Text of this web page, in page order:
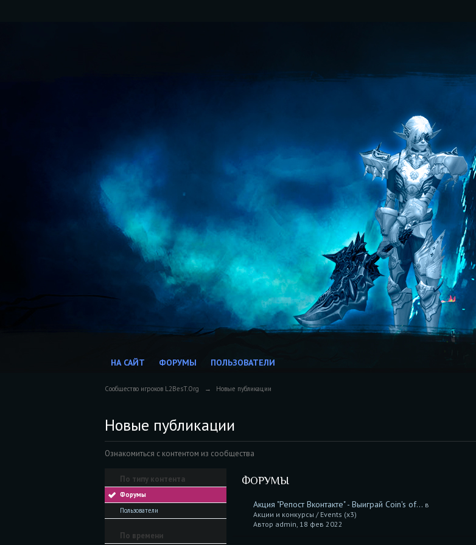
НА САЙТ ФОРУМЫ ПОЛЬЗОВАТЕЛИ
Сообщество игроков L2BesT.Org → Новые публикации
Новые публикации
Ознакомиться с контентом из сообщества
По типу контента
Форумы
Пользователи
По времени
ФОРУМЫ
Акция "Репост Вконтакте" - Выиграй Coin's of... в
Акции и конкурсы / Events (x3)
Автор admin, 18 фев 2022